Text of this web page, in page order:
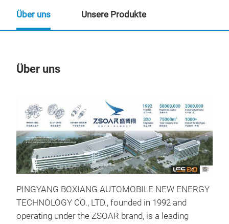
Über uns
PINGYANG BOXIANG AUTOMOBILE NEW ENERGY
TECHNOLOGY CO., LTD., founded in 1992 and
operating under the ZSOAR brand, is a leading
Über uns Unsere Produkte